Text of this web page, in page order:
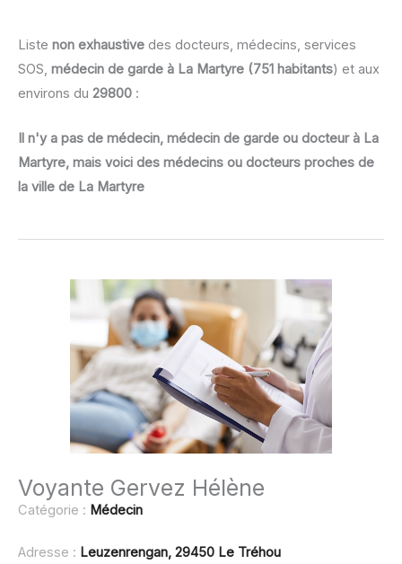
Liste non exhaustive des docteurs, médecins, services
SOS, médecin de garde à La Martyre (751 habitants) et aux
environs du 29800 :
Il n'y a pas de médecin, médecin de garde ou docteur à La
Martyre, mais voici des médecins ou docteurs proches de
la ville de La Martyre
Voyante Gervez Hélène
Catégorie : Médecin
Adresse : Leuzenrengan, 29450 Le Tréhou